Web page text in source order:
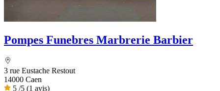
Pompes Funebres Marbrerie Barbier
3 rue Eustache Restout
14000 Caen
5 /5 (1 avis)